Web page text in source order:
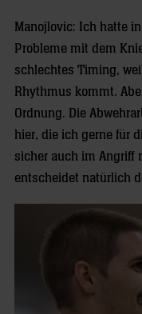
Manojlovic: Ich hatte
Probleme mit dem
schlechtes Timing,
Rhythmus kommt.
Ordnung. Die
hier, die ich gerne für
sicher auch im Angriff
entscheidet natürlich